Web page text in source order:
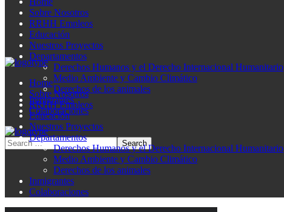
Sobre Nosotros
RRHH Empleos
Educación
Nuestros Proyectos
Departamentos
Derechos Humanos y el Derecho Internacional Humanitario
Medio Ambiente y Cambio Climático
Derechos de los animales
Inmigrantes
Colaboraciones
Home
Sobre Nosotros
RRHH Empleos
Educación
Nuestros Proyectos
Departamentos
Derechos Humanos y el Derecho Internacional Humanitario
Medio Ambiente y Cambio Climático
Derechos de los animales
Inmigrantes
Colaboraciones